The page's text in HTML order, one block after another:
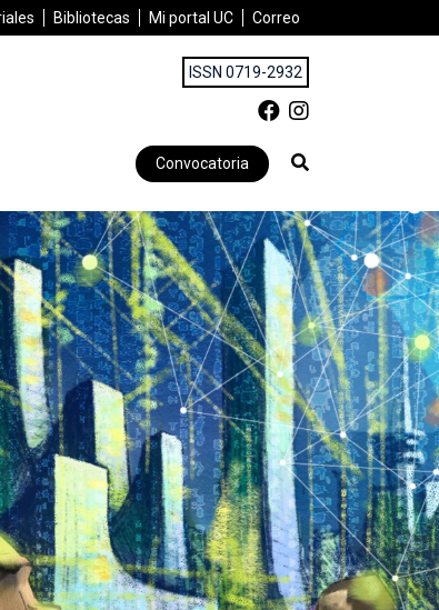
Bibliotecas Mi portal UC Correo
ISSN 0719-2932
Convocatoria
DE LOS DATOS Y LA IA | MARZO 2025